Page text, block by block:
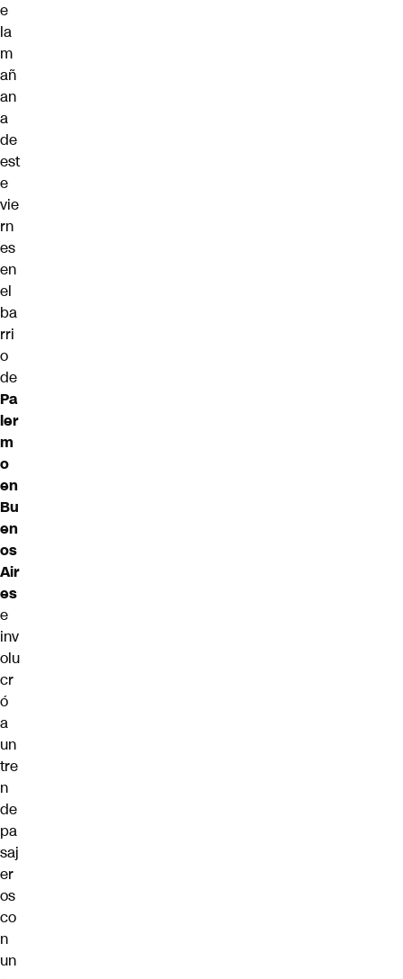
e
la
m
añ
an
a
de
est
e
vie
rn
es
en
el
ba
rri
o
de
Pa
ler
m
o
en
Bu
en
os
Air
es
e
inv
olu
cr
ó
a
un
tre
n
de
pa
saj
er
os
co
n
un